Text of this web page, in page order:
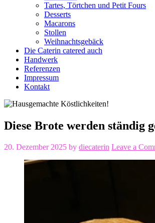
Tartes, Törtchen und Petit Fours
Desserts
Macarons
Stollen
Weihnachtsgebäck
Die Caterin catered auch
Handwerk
Referenzen
Impressum
Kontakt
Diese Brote werden ständig
20. Dezember 2025 by diecaterin Leave a